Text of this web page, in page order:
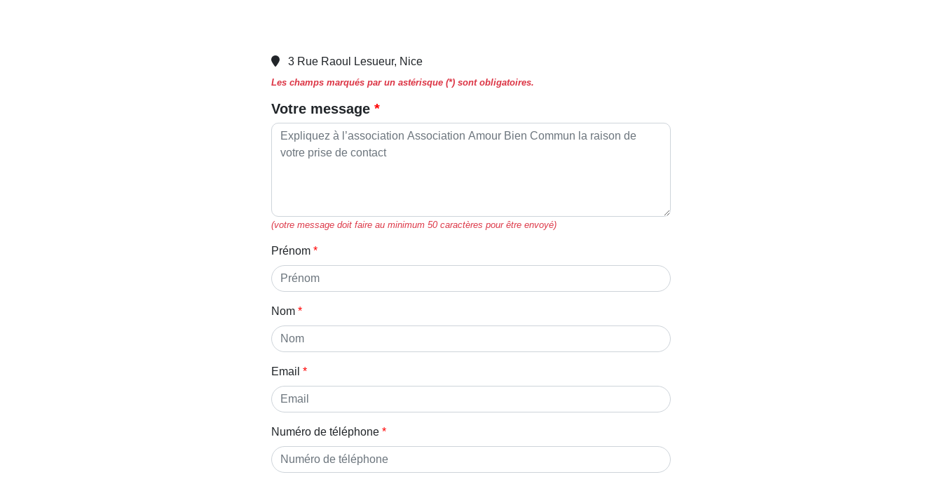
3 Rue Raoul Lesueur, Nice
Les champs marqués par un astérisque (*) sont obligatoires.
Votre message
(votre message doit faire au minimum 50 caractères pour être envoyé)
Prénom
Nom
Email
Numéro de téléphone